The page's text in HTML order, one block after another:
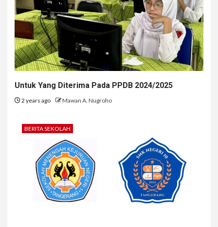
Untuk Yang Diterima Pada PPDB 2024/2025
2 years ago Mawan A. Nugroho
BERITA SEKOLAH